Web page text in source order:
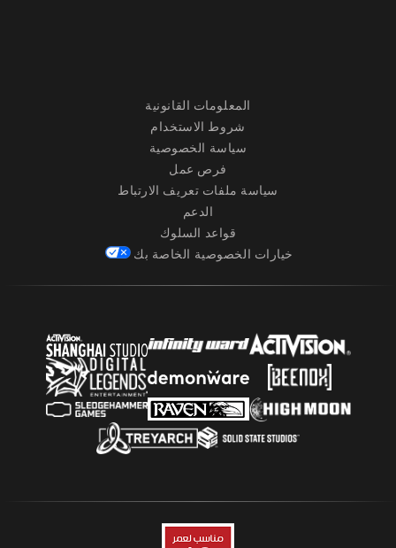
المعلومات القانونية
شروط الاستخدام
سياسة الخصوصية
فرص عمل
سياسة ملفات تعريف الارتباط
الدعم
قواعد السلوك
خيارات الخصوصية الخاصة بك